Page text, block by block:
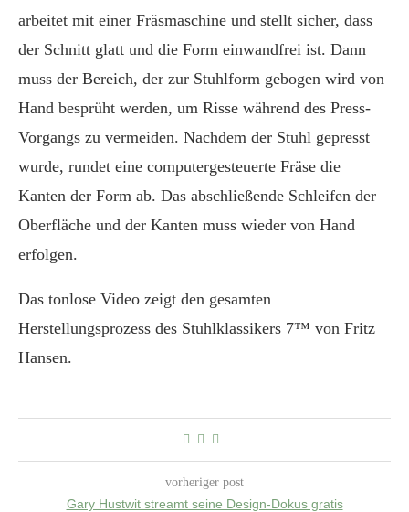
arbeitet mit einer Fräsmaschine und stellt sicher, dass
der Schnitt glatt und die Form einwandfrei ist. Dann
muss der Bereich, der zur Stuhlform gebogen wird von
Hand besprüht werden, um Risse während des Press-
Vorgangs zu vermeiden. Nachdem der Stuhl gepresst
wurde, rundet eine computergesteuerte Fräse die
Kanten der Form ab. Das abschließende Schleifen der
Oberfläche und der Kanten muss wieder von Hand
erfolgen.
Das tonlose Video zeigt den gesamten
Herstellungsprozess des Stuhlklassikers 7™ von Fritz
Hansen.
vorheriger post
Gary Hustwit streamt seine Design-Dokus gratis